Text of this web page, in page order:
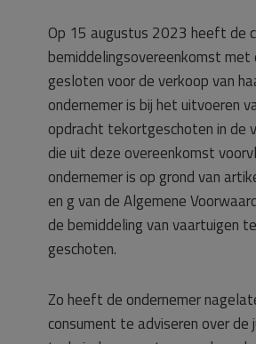
Op 15 augustus 2023 heeft de
bemiddelingsovereenkomst met
gesloten voor de verkoop van
ondernemer is bij het uitvoeren
opdracht tekortgeschoten in de
die uit deze overeenkomst
ondernemer is op grond van
en g van de Algemene
de bemiddeling van vaartuigen
geschoten.
Zo heeft de ondernemer
consument te adviseren over de